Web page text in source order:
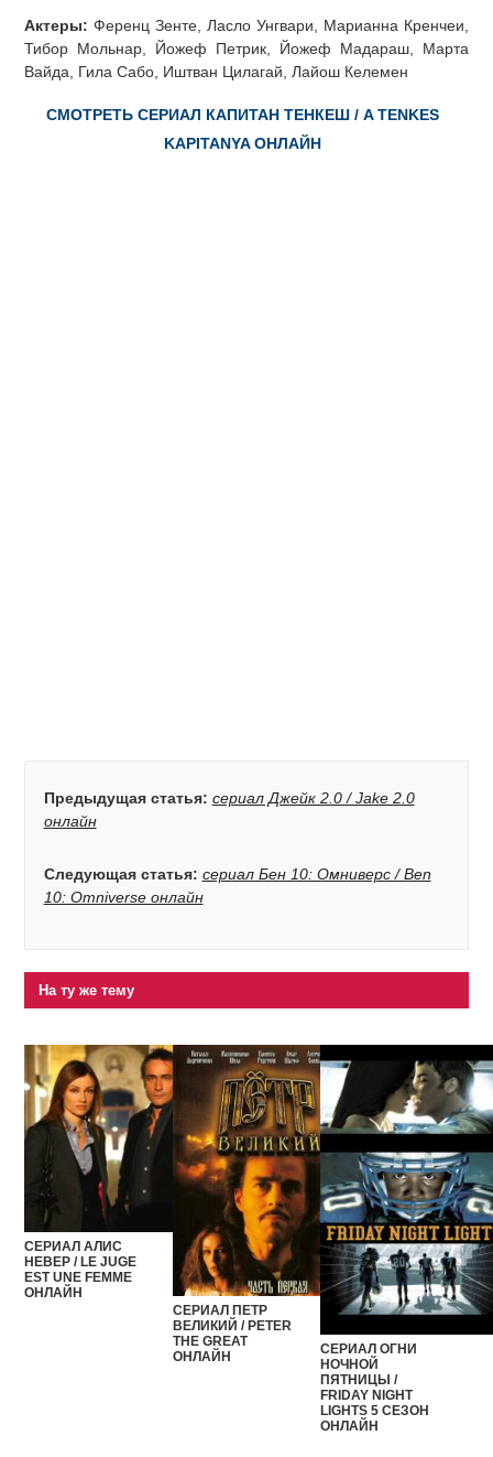
Актеры: Ференц Зенте, Ласло Унгвари, Марианна Кренчеи,
Тибор Мольнар, Йожеф Петрик, Йожеф Мадараш, Марта
Вайда, Гила Сабо, Иштван Цилагай, Лайош Келемен
СМОТРЕТЬ СЕРИАЛ КАПИТАН ТЕНКЕШ / A TENKES
KAPITANYA ОНЛАЙН
Предыдущая статья: сериал Джейк 2.0 / Jake 2.0
онлайн
Следующая статья: сериал Бен 10: Омниверс / Ben
10: Omniverse онлайн
На ту же тему
СЕРИАЛ АЛИС
НЕВЕР / LE JUGE
EST UNE FEMME
ОНЛАЙН
СЕРИАЛ ПЕТР
ВЕЛИКИЙ / PETER
THE GREAT
ОНЛАЙН
СЕРИАЛ ОГНИ
НОЧНОЙ
ПЯТНИЦЫ /
FRIDAY NIGHT
LIGHTS 5 СЕЗОН
ОНЛАЙН